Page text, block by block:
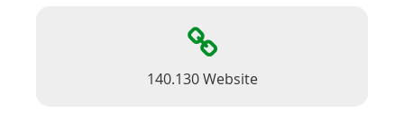
140.130 Website